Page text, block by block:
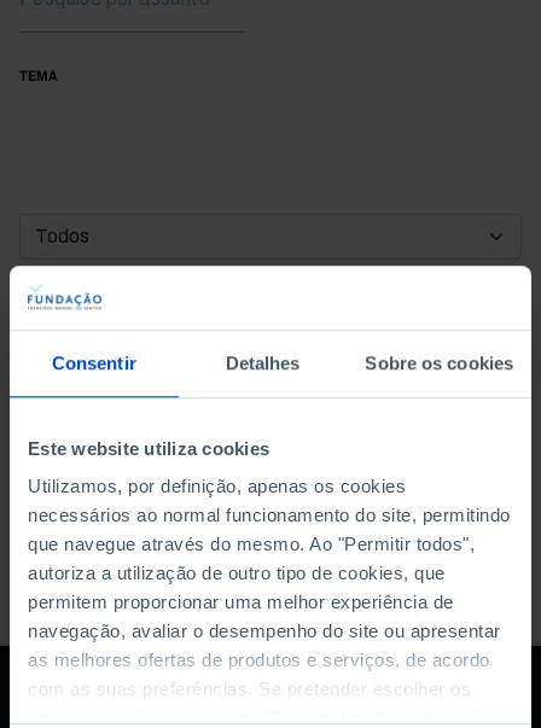
Consentir Detalhes Sobre os cookies
Este website utiliza cookies
Utilizamos, por definição, apenas os cookies
necessários ao normal funcionamento do site, permitindo
que navegue através do mesmo. Ao "Permitir todos",
autoriza a utilização de outro tipo de cookies, que
permitem proporcionar uma melhor experiência de
navegação, avaliar o desempenho do site ou apresentar
as melhores ofertas de produtos e serviços, de acordo
com as suas preferências. Se pretender escolher os
TEMA
DATA DE INÍCIO
DATA DE FIM